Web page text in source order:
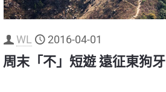
WL 2016-04-01
周末「不」短遊 遠征東狗牙